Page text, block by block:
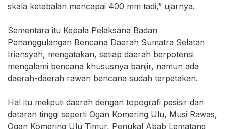
skala ketebalan mencapai 400 mm tadi,” ujarnya.
Sementara itu Kepala Pelaksana Badan
Penanggulangan Bencana Daerah Sumatra Selatan
Iriansyah, mengatakan, setiap daerah berpotensi
mengalami bencana khususnya banjir, namun ada
daerah-daerah rawan bencana sudah terpetakan.
Hal itu meliputi daerah dengan topografi pesisir dan
dataran tinggi seperti Ogan Komering Ulu, Musi Rawas,
Ogan Komering Ulu Timur, Penukal Abab Lematang